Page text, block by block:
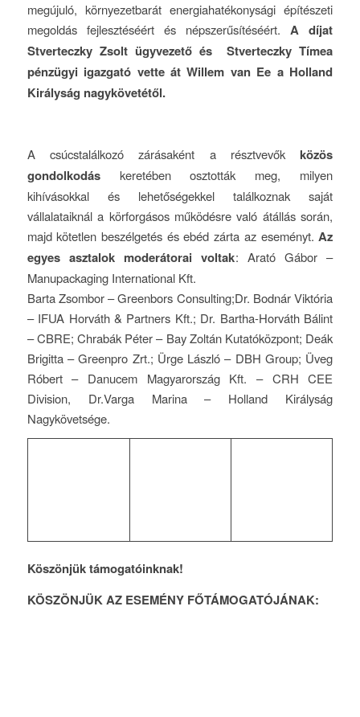
megújuló, környezetbarát energiahatékonysági építészeti
megoldás fejlesztéséért és népszerűsítéséért.A díjat
Stverteczky Zsolt ügyvezető és Stverteczky Tímea
pénzügyi igazgató vette át Willem van Ee a Holland
Királyság nagykövetétől.
A csúcstalálkozó zárásaként a résztvevők közös
gondolkodáskeretében osztották meg, milyen
kihívásokkal és lehetőségekkel találkoznak saját
vállalataiknál a körforgásos működésre való átállás során,
majd kötetlen beszélgetés és ebéd zárta az eseményt. Az
egyes asztalok moderátorai voltak: Arató Gábor –
Manupackaging International Kft.
Barta Zsombor – Greenbors Consulting;Dr. Bodnár Viktória
– IFUA Horváth & Partners Kft.; Dr. Bartha-Horváth Bálint
– CBRE; Chrabák Péter – Bay Zoltán Kutatóközpont; Deák
Brigitta – Greenpro Zrt.; Ürge László – DBH Group; Üveg
Róbert – Danucem Magyarország Kft. – CRH CEE
Division, Dr.Varga Marina – Holland Királyság
Nagykövetsége.
Köszönjük támogatóinknak!
KÖSZÖNJÜK AZ ESEMÉNY FŐTÁMOGATÓJÁNAK: